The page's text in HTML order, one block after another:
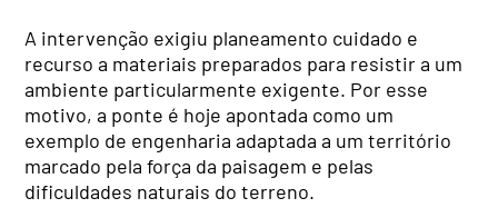
A intervenção exigiu planeamento cuidado e
recurso a materiais preparados para resistir a um
ambiente particularmente exigente. Por esse
motivo, a ponte é hoje apontada como um
exemplo de engenharia adaptada a um território
marcado pela força da paisagem e pelas
dificuldades naturais do terreno.